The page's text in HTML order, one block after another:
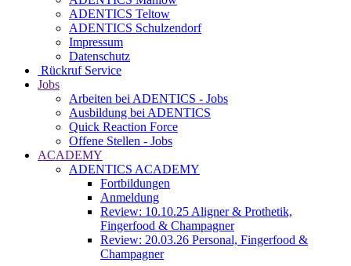
ADENTICS Teltow
ADENTICS Schulzendorf
Impressum
Datenschutz
Rückruf Service
Jobs
Arbeiten bei ADENTICS - Jobs
Ausbildung bei ADENTICS
Quick Reaction Force
Offene Stellen - Jobs
ACADEMY
ADENTICS ACADEMY
Fortbildungen
Anmeldung
Review: 10.10.25 Aligner & Prothetik,
Fingerfood & Champagner
Review: 20.03.26 Personal, Fingerfood &
Champagner